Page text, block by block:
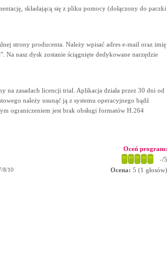
składającą się z pliku pomocy (dołączony do paczki
strony producenta. Należy wpisać adres e-mail oraz imię
Na nasz dysk zostanie ściągnięte dedykowane narzędzie
na zasadach licencji trial. Aplikacja działa przez 30 dni od
należy usunąć ją z systemu operacyjnego bądź
ograniczeniem jest brak obsługi formatów H.264
8/10
Oceń program:
-/5
Ocena: 5 (1 głosów)